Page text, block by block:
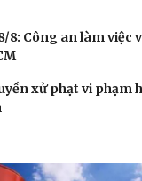
8: Công an làm việc
xử phạt vi phạm